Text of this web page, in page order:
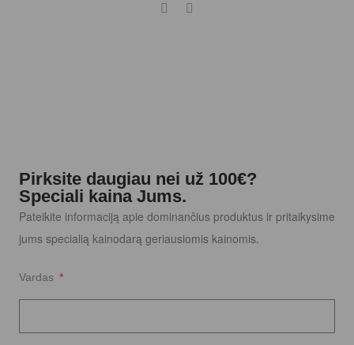
Pirksite daugiau nei už 100€?
Speciali kaina Jums.
Pateikite informaciją apie dominančius produktus ir pritaikysime
jums specialią kainodarą geriausiomis kainomis.
Vardas